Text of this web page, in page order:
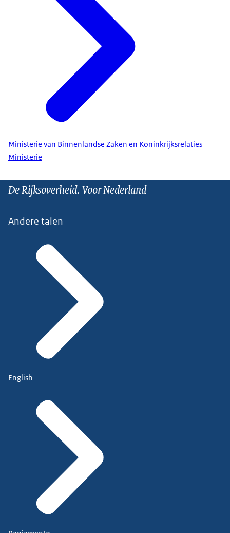
Ministerie van Binnenlandse Zaken en Koninkrijksrelaties
Ministerie
De Rijksoverheid. Voor Nederland
Andere talen
English